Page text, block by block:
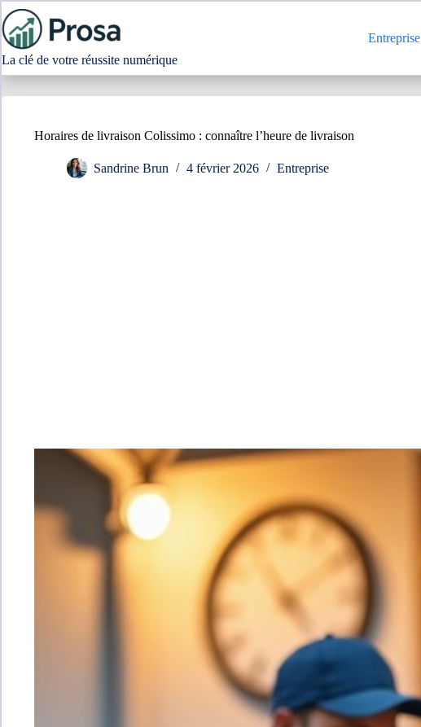
Passer
au
contenu
La clé de votre réussite numérique
Entreprise
Horaires de livraison Colissimo : connaître l’heure de livraison
Sandrine Brun 4 février 2026 Entreprise